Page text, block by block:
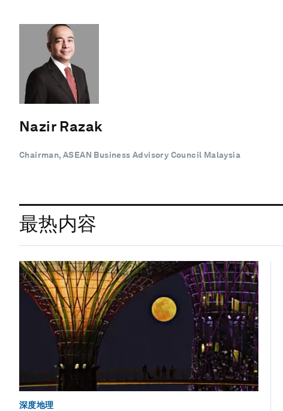
Nazir Razak
Chairman, ASEAN Business Advisory Council Malaysia
最热内容
深度地理